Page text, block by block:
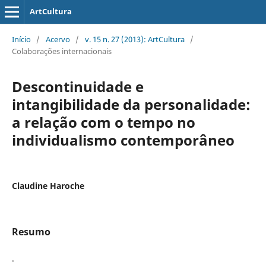
ArtCultura
Início / Acervo / v. 15 n. 27 (2013): ArtCultura /
Colaborações internacionais
Descontinuidade e
intangibilidade da personalidade:
a relação com o tempo no
individualismo contemporâneo
Claudine Haroche
Resumo
.